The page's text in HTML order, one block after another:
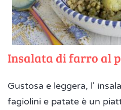
Insalata di farro al
Gustosa e leggera, l'
fagiolini e patate è un